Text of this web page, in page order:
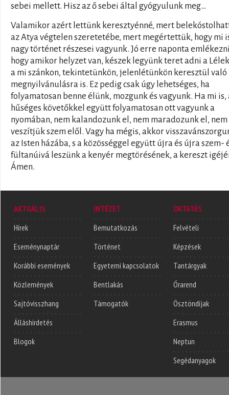
sebei mellett. Hisz az ő sebei által gyógyulunk meg…
Valamikor azért lettünk keresztyénné, mert
az Atya végtelen szeretetébe, mert megértettük, hogy mi
nagy történet részesei vagyunk. Jó erre naponta
hogy amikor helyzet van, készek legyünk teret adni a
a mi szánkon, tekintetünkön, jelenlétünkön keresztül való
megnyilvánulásra is. Ez pedig csak úgy lehetséges, ha
folyamatosan benne élünk, mozgunk és vagyunk. Ha mi is,
hűséges követőkkel együtt folyamatosan ott vagyunk a
nyomában, nem kalandozunk el, nem maradozunk el, nem
veszítjük szem elől. Vagy ha mégis, akkor
az Isten házába, s a közösséggel együtt újra és újra szem-
fültanúivá leszünk a kenyér megtörésének, a kereszt
Ámen.
AKTUÁLIS
Hírek
Eseménynaptár
Korábbi események
Közlemények
Sajtóvisszhang
Álláshirdetés
Blogok
INTÉZET
Bemutatkozás
Történet
Egyetemi kapcsolatok
Bentlakás
Támogatók
OKTATÁS
Felvételi
Képzések
Tantárgyak
Órarend
Ösztöndíjak
Erasmus
Neptun
Segédanyagok